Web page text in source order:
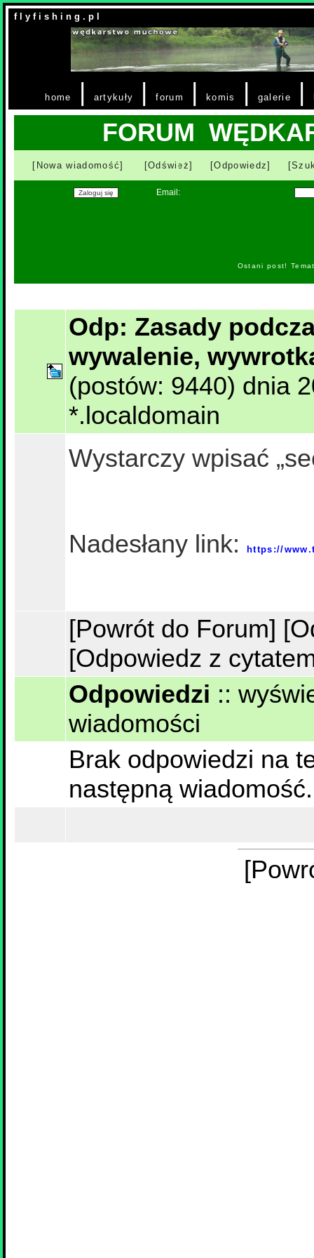
f l y f i s h i n g . p l
home | artykuły |forum | komis | galerie |
FORUM
[Nowa wiadomość] [Odśwież] [Odpowiedz]
Email:
Ostani post!
Odp: Zasady
wywalenie,
(postów: 9440) dnia
*.localdomain
Wystarczy wpisać
Nadesłany link: https://
[Powrót do Forum]
[Odpowiedz z
Odpowiedzi ::
wiadomości
Brak odpowiedzi na
następną wiadomość.